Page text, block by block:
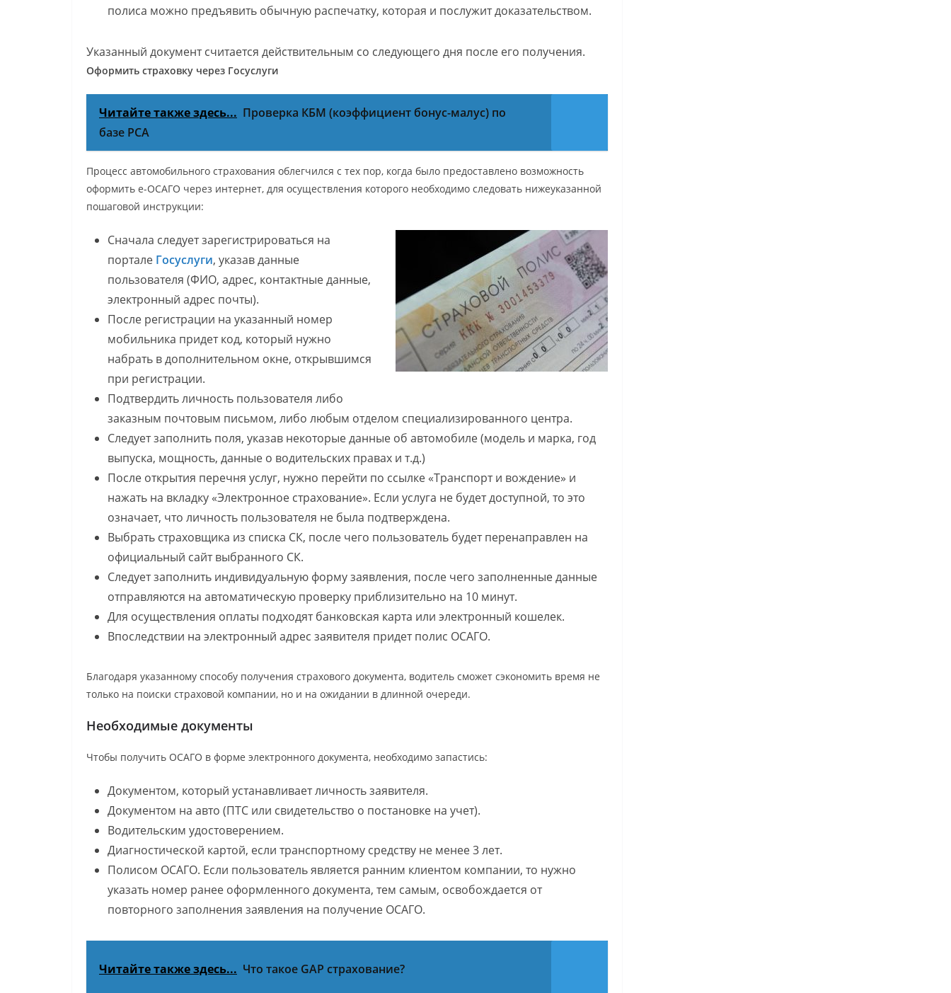
полиса можно предъявить обычную распечатку, которая и послужит доказательством.
Указанный документ считается действительным со следующего дня после его получения.
Оформить страховку через Госуслуги
Читайте также здесь... Проверка КБМ (коэффициент бонус-малус) по
базе РСА
Процесс автомобильного страхования облегчился с тех пор, когда было предоставлено возможность
оформить е-ОСАГО через интернет, для осуществления которого необходимо следовать нижеуказанной
пошаговой инструкции:
Сначала следует зарегистрироваться на
портале Госуслуги, указав данные
пользователя (ФИО, адрес, контактные данные,
электронный адрес почты).
После регистрации на указанный номер
мобильника придет код, который нужно
набрать в дополнительном окне, открывшимся
при регистрации.
Подтвердить личность пользователя либо
заказным почтовым письмом, либо любым отделом специализированного центра.
Следует заполнить поля, указав некоторые данные об автомобиле (модель и марка, год
выпуска, мощность, данные о водительских правах и т.д.)
После открытия перечня услуг, нужно перейти по ссылке «Транспорт и вождение» и
нажать на вкладку «Электронное страхование». Если услуга не будет доступной, то это
означает, что личность пользователя не была подтверждена.
Выбрать страховщика из списка СК, после чего пользователь будет перенаправлен на
официальный сайт выбранного СК.
Следует заполнить индивидуальную форму заявления, после чего заполненные данные
отправляются на автоматическую проверку приблизительно на 10 минут.
Для осуществления оплаты подходят банковская карта или электронный кошелек.
Впоследствии на электронный адрес заявителя придет полис ОСАГО.
Благодаря указанному способу получения страхового документа, водитель сможет сэкономить время не
только на поиски страховой компании, но и на ожидании в длинной очереди.
Необходимые документы
Чтобы получить ОСАГО в форме электронного документа, необходимо запастись:
Документом, который устанавливает личность заявителя.
Документом на авто (ПТС или свидетельство о постановке на учет).
Водительским удостоверением.
Диагностической картой, если транспортному средству не менее 3 лет.
Полисом ОСАГО. Если пользователь является ранним клиентом компании, то нужно
указать номер ранее оформленного документа, тем самым, освобождается от
повторного заполнения заявления на получение ОСАГО.
Читайте также здесь... Что такое GAP страхование?